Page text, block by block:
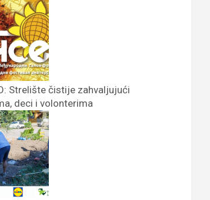
Strelište čistije zahvaljujući
deci i volonterima